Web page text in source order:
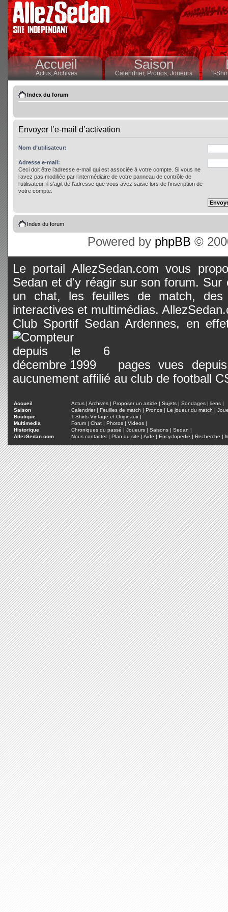
Accueil
Actus,Archives
Saison
Calendrier,Pronos, Joueurs T-
Index du forum
Envoyer l’e-mail d’activation
Nom d’utilisateur:
Adresse e-mail:
Ceci doit être l’adresse e-mail qui est associée à votre compte. Si vous ne
l’avez pas modifiée par l’intermédiaire de votre panneau de contrôle de
l’utilisateur, il s’agit de l’adresse que vous avez saisie lors de l’inscription de
votre compte.
Index du forum
Powered by phpBB ©
Le portail AllezSedan.com vous
Sedan et d'y réagir sur son forum.
un chat, les feuilles de match, des
interactives et multimédias.
Club Sportif Sedan Ardennes, en
pages vues
aucunement affilié au club de football
Accueil Actus | Archives | Proposer un article | Sujets | Sondages | liens |
Saison
Calendrier| Feuilles de match | Pronos | Le joueur du match |
Boutique
T-Shirts Vintage et Originaux |
Multimedia
Forum | Chat | Photos | Videos |
Historique
Chroniques du passé | Joueurs | Saisons | Sedan |
AllezSedan.com
Nous contacter| Plan du site | Aide | Encyclopedie | Recherche |